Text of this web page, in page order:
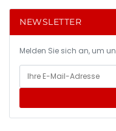
NEWSLETTER
Melden Sie sich an, um